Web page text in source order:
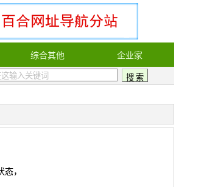
综合其他 企业家
，